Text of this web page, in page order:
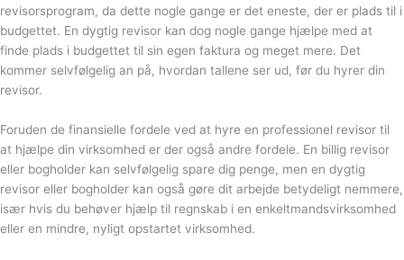
revisorsprogram, da dette nogle gange er det eneste, der er plads til i
budgettet. En dygtig revisor kan dog nogle gange hjælpe med at
finde plads i budgettet til sin egen faktura og meget mere. Det
kommer selvfølgelig an på, hvordan tallene ser ud, før du hyrer din
revisor.
Foruden de finansielle fordele ved at hyre en professionel revisor til
at hjælpe din virksomhed er der også andre fordele. En billig revisor
eller bogholder kan selvfølgelig spare dig penge, men en dygtig
revisor eller bogholder kan også gøre dit arbejde betydeligt nemmere,
især hvis du behøver hjælp til regnskab i en enkeltmandsvirksomhed
eller en mindre, nyligt opstartet virksomhed.